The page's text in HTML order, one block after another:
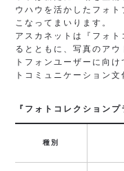
ウハウを活かしたフォ
こなってまいります。
アスカネットは『フォ
るとともに、写真のア
トフォンユーザーに向
トコミュニケーション
『フォトコレクション
種別